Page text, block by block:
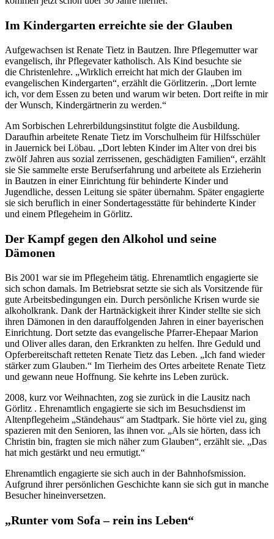
Im Kindergarten erreichte sie der Glauben
Aufgewachsen ist Renate Tietz in Bautzen. Ihre Pflegemutter war
evangelisch, ihr Pflegevater katholisch. Als Kind besuchte sie
die Christenlehre. „Wirklich erreicht hat mich der Glauben im
evangelischen Kindergarten“, erzählt die Görlitzerin. „Dort lernte
ich, vor dem Essen zu beten und warum wir beten. Dort reifte in mir
der Wunsch, Kindergärtnerin zu werden.“
Am Sorbischen Lehrerbildungsinstitut folgte die Ausbildung.
Daraufhin arbeitete Renate Tietz im Vorschulheim für Hilfsschüler
in Jauernick bei Löbau. „Dort lebten Kinder im Alter von drei bis
zwölf Jahren aus sozial zerrissenen, geschädigten Familien“, erzählt
sie Sie sammelte erste Berufserfahrung und arbeitete als Erzieherin
in Bautzen in einer Einrichtung für behinderte Kinder und
Jugendliche, dessen Leitung sie später übernahm. Später engagierte
sie sich beruflich in einer Sondertagesstätte für behinderte Kinder
und einem Pflegeheim in Görlitz.
Der Kampf gegen den Alkohol und seine
Dämonen
Bis 2001 war sie im Pflegeheim tätig. Ehrenamtlich engagierte sie
sich schon damals. Im Betriebsrat setzte sie sich als Vorsitzende für
gute Arbeitsbedingungen ein. Durch persönliche Krisen wurde sie
alkoholkrank. Dank der Hartnäckigkeit ihrer Kinder stellte sie sich
ihren Dämonen in den darauffolgenden Jahren in einer bayerischen
Einrichtung. Dort setzte das evangelische Pfarrer-Ehepaar Marion
und Oliver alles daran, den Erkrankten zu helfen. Ihre Geduld und
Opferbereitschaft retteten Renate Tietz das Leben. „Ich fand wieder
stärker zum Glauben.“ Im Tierheim des Ortes arbeitete Renate Tietz
und gewann neue Hoffnung. Sie kehrte ins Leben zurück.
2008, kurz vor Weihnachten, zog sie zurück in die Lausitz nach
Görlitz . Ehrenamtlich engagierte sie sich im Besuchsdienst im
Altenpflegeheim „Ständehaus“ am Stadtpark. Sie hörte viel zu, ging
spazieren mit den Senioren, las ihnen vor. „Als sie hörten, dass ich
Christin bin, fragten sie mich näher zum Glauben“, erzählt sie. „Das
hat mich gestärkt und neu ermutigt.“
Ehrenamtlich engagierte sie sich auch in der Bahnhofsmission.
Aufgrund ihrer persönlichen Geschichte kann sie sich gut in manche
Besucher hineinversetzen.
„Runter vom Sofa – rein ins Leben“